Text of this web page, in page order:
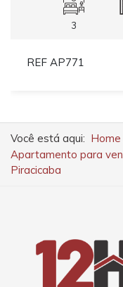
3
REF AP771
Você está aqui: Home
Apartamento para
Piracicaba